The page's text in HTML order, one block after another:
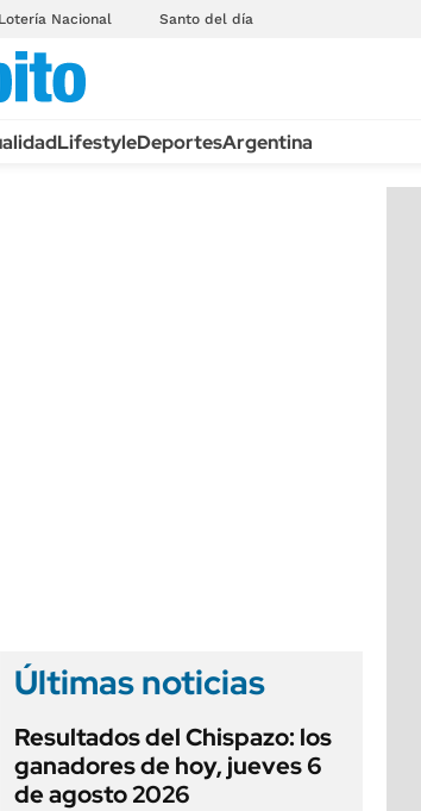
Nacional Santo del día
LifestyleDeportesArgentina
41 segundos
Últimas noticias
Resultados del Chispazo: los
ganadores de hoy, jueves 6
de agosto 2026